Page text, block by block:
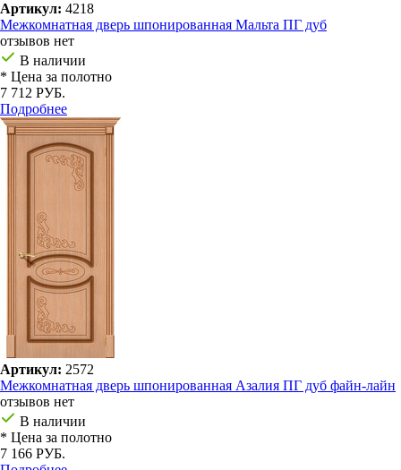
Артикул: 4218
Межкомнатная дверь шпонированная Мальта ПГ дуб
отзывов нет
В наличии
* Цена за полотно
7 712 РУБ.
Подробнее
Артикул: 2572
Межкомнатная дверь шпонированная Азалия ПГ дуб файн-лайн
отзывов нет
В наличии
* Цена за полотно
7 166 РУБ.